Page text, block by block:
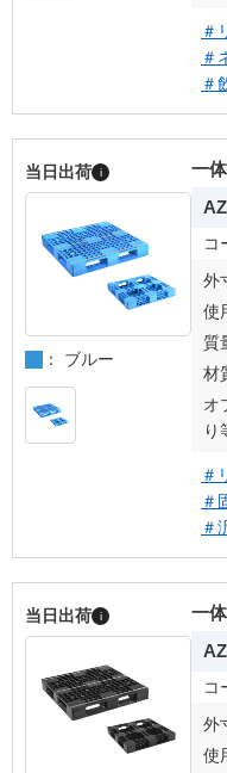
＃
＃
＃
当日出荷 i
： ブルー
一
コ
外
使
質
材
オ
り
＃
＃
＃
当日出荷 i
一
コ
外
使